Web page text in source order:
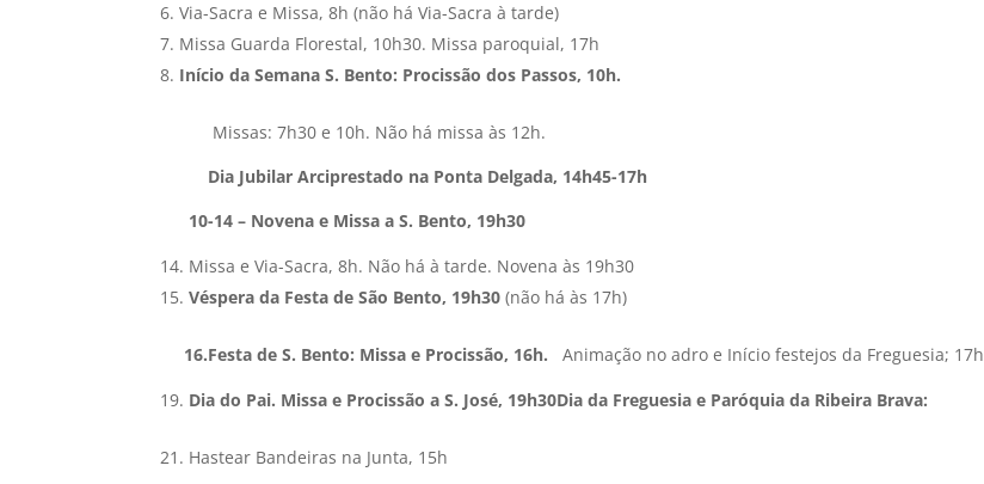
Via-Sacra e Missa, 8h (não há Via-Sacra à tarde)
Missa Guarda Florestal, 10h30. Missa paroquial, 17h
Início da Semana S. Bento: Procissão dos Passos, 10h.
Missas: 7h30 e 10h. Não há missa às 12h.
Dia Jubilar Arciprestado na Ponta Delgada, 14h45-17h
10-14 – Novena e Missa a S. Bento, 19h30
Missa e Via-Sacra, 8h. Não há à tarde. Novena às 19h30
Véspera da Festa de São Bento, 19h30(não há às 17h)
16.Festa de S. Bento: Missa e Procissão, 16h.
Animação no adro e Início festejos da Freguesia; 17h
Dia do Pai. Missa e Procissão a S. José, 19h30Dia da Freguesia e Paróquia da Ribeira Brava:
21. Hastear Bandeiras na Junta, 15h